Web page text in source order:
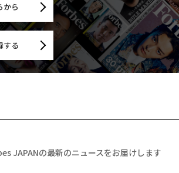
から
する
JAPANの最新のニュースをお届けします